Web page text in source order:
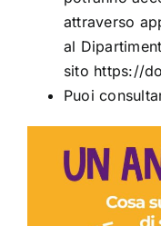
attraverso
al
sito https://
Puoi